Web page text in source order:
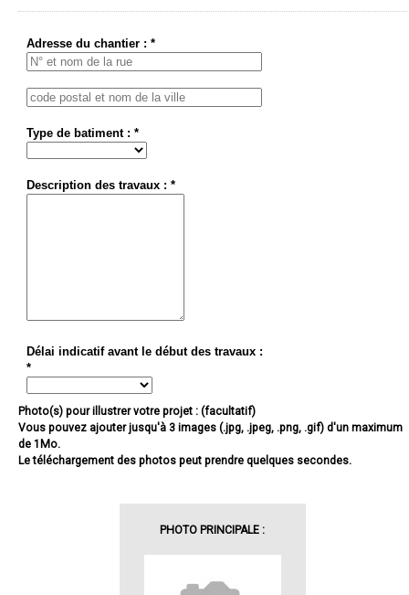
Adresse du chantier : *
Type de batiment : *
Description des travaux : *
Délai indicatif avant le début des travaux :
*
Photo(s) pour illustrer votre projet : (facultatif)
Vous pouvez ajouter jusqu'à 3 images (.jpg, .jpeg, .png, .gif) d'un maximum
de 1Mo.
Le téléchargement des photos peut prendre quelques secondes.
PHOTO PRINCIPALE :